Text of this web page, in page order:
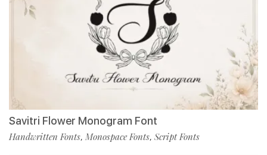
Savitri Flower Monogram Font
Handwritten Fonts, Monospace Fonts, Script Fonts